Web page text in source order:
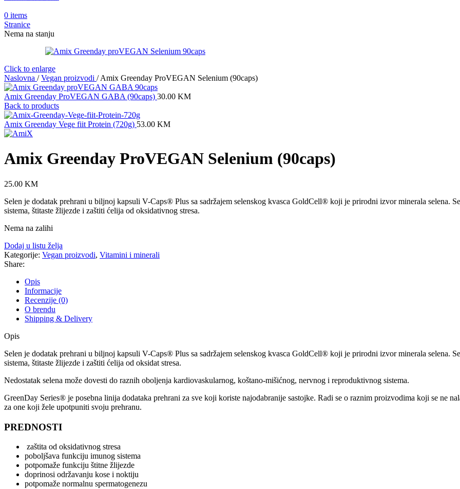
0 items
Stranice
Nema na stanju
Click to enlarge
Naslovna / Vegan proizvodi / Amix Greenday ProVEGAN Selenium (90caps)
Amix Greenday ProVEGAN GABA (90caps) 30.00 KM
Back to products
Amix Greenday Vege fiit Protein (720g) 53.00 KM
Amix Greenday ProVEGAN Selenium (90caps)
25.00 KM
Selen je dodatak prehrani u biljnoj kapsuli V-Caps® Plus sa sadržajem selenskog kvasca GoldCell® koji je prirodni izvor minerala selena.
sistema, štitaste žlijezde i zaštiti ćelija od oksidativnog stresa.
Nema na zalihi
Dodaj u listu želja
Kategorije: Vegan proizvodi, Vitamini i minerali
Share:
Opis
Informacije
Recenzije (0)
O brendu
Shipping & Delivery
Opis
Selen je dodatak prehrani u biljnoj kapsuli V-Caps® Plus sa sadržajem selenskog kvasca GoldCell® koji je prirodni izvor minerala selena.
sistema, štitaste žlijezde i zaštiti ćelija od oksidat stresa.
Nedostatak selena može dovesti do raznih oboljenja kardiovaskularnog, koštano-mišićnog, nervnog i reproduktivnog sistema.
GreenDay Series® je posebna linija dodataka prehrani za sve koji koriste najodabranije sastojke. Radi se o raznim proizvodima koji se ne
za one koji žele upotpuniti svoju prehranu.
PREDNOSTI
zaštita od oksidativnog stresa
poboljšava funkciju imunog sistema
potpomaže funkciju štitne žlijezde
doprinosi održavanju kose i noktiju
potpomaže normalnu spermatogenezu